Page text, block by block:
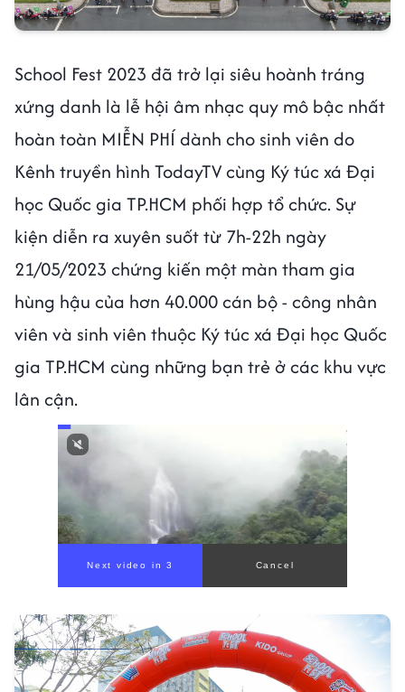
School Fest 2023 đã trở lại siêu hoành tráng
xứng danh là lễ hội âm nhạc quy mô bậc nhất
hoàn toàn MIỄN PHÍ dành cho sinh viên do
Kênh truyền hình TodayTV cùng Ký túc xá Đại
học Quốc gia TP.HCM phối hợp tổ chức. Sự
kiện diễn ra xuyên suốt từ 7h-22h ngày
21/05/2023 chứng kiến một màn tham gia
hùng hậu của hơn 40.000 cán bộ - công nhân
viên và sinh viên thuộc Ký túc xá Đại học Quốc
gia TP.HCM cùng những bạn trẻ ở các khu vực
lân cận.
Next video in 1 Cancel